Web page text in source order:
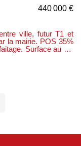
440 000 €
ville, futur T1 et
la mairie. POS 35%
Surface au sol